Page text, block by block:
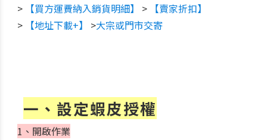
> 【買方運費納入銷貨明細】 > 【賣家折扣】
> 【地址下載+】 >大宗或門市交寄
一、設定蝦皮授權
1、開啟作業